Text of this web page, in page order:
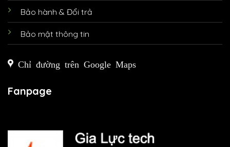
Bảo hành & Đổi trả
Bảo mật thông tin
Chỉ đường trên Google Maps
Fanpage